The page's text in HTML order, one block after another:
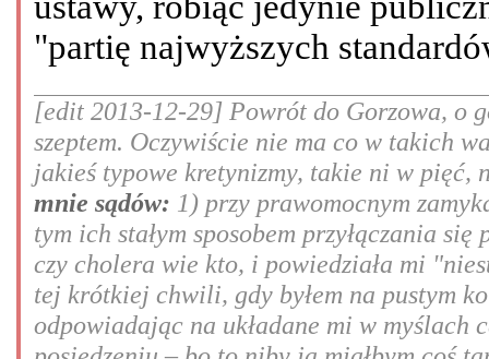
"partię najwyższych
[edit 2013-12-29] Powrót do Gorzowa, o
szeptem. Oczywiście nie ma co w takich
jakieś typowe kretynizmy, takie ni w pięć,
mnie sądów: 1) przy prawomocnym
tym ich stałym sposobem przyłączania
czy cholera wie kto, i powiedziała mi
tej krótkiej chwili, gdy byłem na pustym
odpowiadając na układane mi w myślach